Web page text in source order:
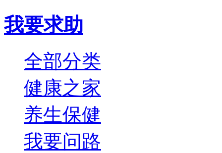
我要求助
全部分类
健康之家
养生保健
我要问路